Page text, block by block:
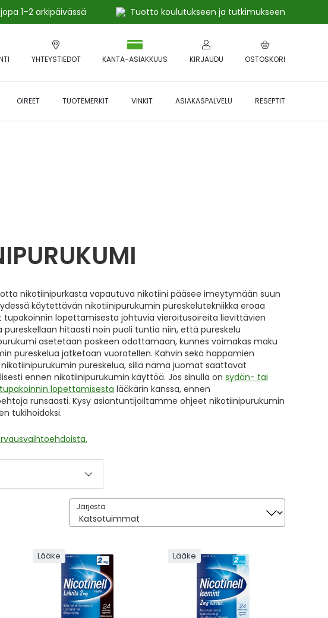
1–2 arkipäivässä
Tuotto koulutukseen ja tutkimukseen
YHTEYSTIEDOT OSTOSKORI
KANTA-ASIAKKUUS KIRJAUDU
OIREET TUOTEMERKIT VINKIT ASIAKASPALVELU RESEPTIT
nikotiinipurkasta vapautuva nikotiini pääsee imeytymään suun
käytettävän nikotiinipurukumin pureskelutekniikka eroaa
lopettamisesta johtuvia vieroitusoireita lievittävien
hitaasti noin puoli tuntia niin, että pureskelu
asetetaan poskeen odottamaan, kunnes voimakas maku
pureskelua jatketaan vuorotellen. Kahvin sekä happamien
pureskelua, sillä nämä juomat saattavat
ennen nikotiinipurukumin käyttöä. Jos sinulla on sydän- tai
tupakoinnin lopettamisesta lääkärin kanssa, ennen
runsaasti. Kysy asiantuntijoiltamme ohjeet nikotiinipurukumin
tukihoidoksi.
Järjestä
Järjestä
Lääke Lääke